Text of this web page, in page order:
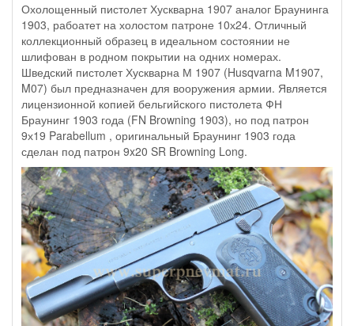
Охолощенный пистолет Хускварна 1907 аналог Браунинга
1903, рабоатет на холостом патроне 10х24. Отличный
коллекционный образец в идеальном состоянии не
шлифован в родном покрытии на одних номерах.
Шведский пистолет Хускварна М 1907 (Husqvarna M1907,
M07) был предназначен для вооружения армии. Является
лицензионной копией бельгийского пистолета ФН
Браунинг 1903 года (FN Browning 1903), но под патрон
9х19 Parabellum , оригинальный Браунинг 1903 года
сделан под патрон 9x20 SR Browning Long.